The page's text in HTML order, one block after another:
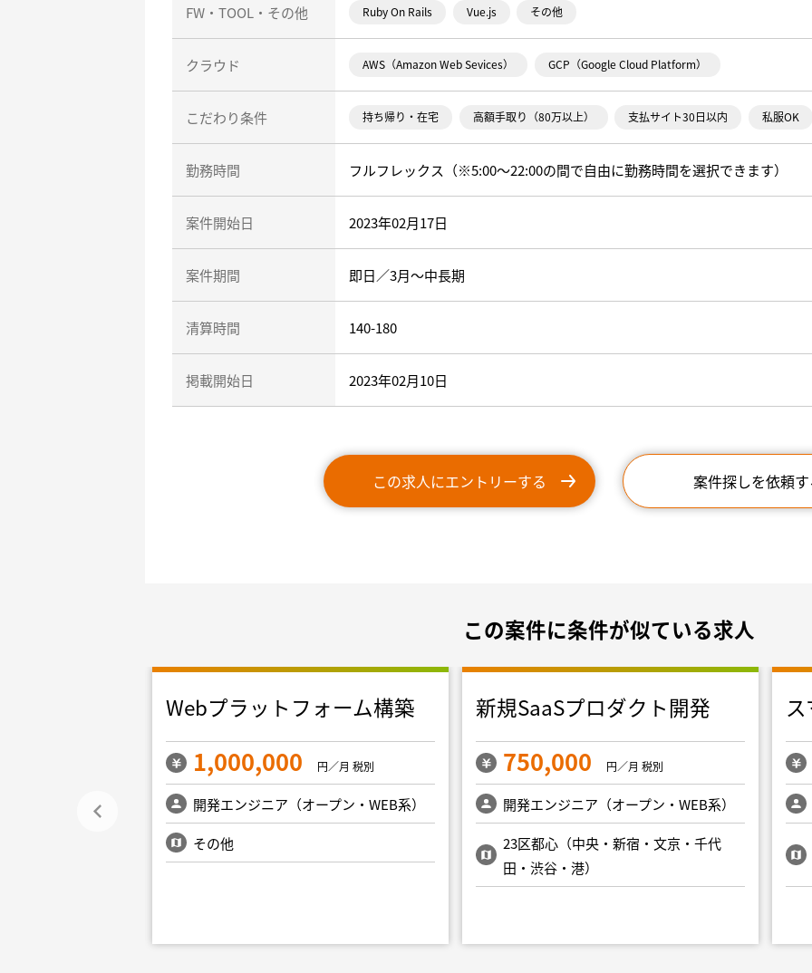
FW・TOOL・その他 Ruby On Rails Vue.js その他
クラウド AWS（Amazon Web Sevices） GCP（Google Cloud Platform）
こだわり条件 持ち帰り・在宅 高額手取り（80万以上） 支払サイト30日以内 私服OK
勤務時間 フルフレックス（※5:00～22:00の間で自由に勤務時間を選択できます）
案件開始日 2023年02月17日
案件期間 即日／3月～中長期
清算時間 140-180
掲載開始日 2023年02月10日
この求人にエントリーする 案件探しを依頼
この案件に条件が似ている求人
プン・WEB系）
Webプラットフォーム構築
1,000,000 円／月 税別
開発エンジニア（オープン・WEB系）
その他
新規SaaSプロダクト開発
750,000 円／月 税別
開発エンジニア（オープン・WEB系）
23区都心（中央・新宿・文京・千代
田・渋谷・港）